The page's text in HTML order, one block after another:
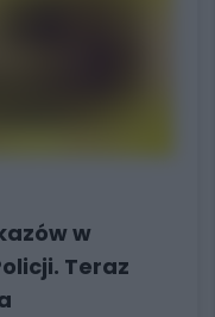
w
Teraz